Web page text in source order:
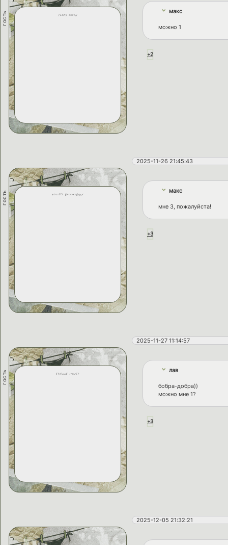
гость flora olsen макс
можно 1
+2
2025-11-26 21:45:43
гость russell brooksbank макс
мне 3, пожалуйста!
+3
2025-11-27 11:14:57
гость etienne hoult лав
бобра-добра))
можно мне 1?
+3
2025-12-05 21:32:21